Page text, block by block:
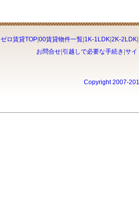
ゼロ賃貸TOP| 00賃貸物件一覧| 1K-1LDK| 2K-2LDK|
お問合せ 引越しで必要な手続き サイ
Copyright 2007-